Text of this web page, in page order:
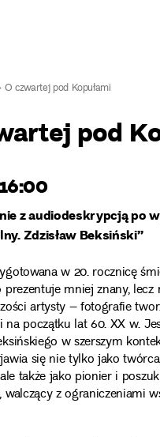
O czwartej pod Kopułami
pod
z audiodeskrypcją po
Zdzisław Beksiński”
w 20. rocznicę
prezentuje mniej znany,
artysty – fotografie
na początku lat 60. XX w.
w szerszym
się nie tylko jako twórca
także jako pionier i
z ograniczeniami